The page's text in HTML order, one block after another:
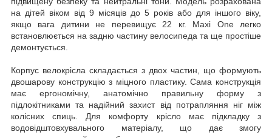
на дітей віком від 9 місяців до 5 років або для іншого віку,
якщо вага дитини не перевищує 22 кг. Maxi One легко
встановлюється на задню частину велосипеда та ще простіше
демонтується.
Корпус велокрісла складається з двох частин, що формують
двошарову конструкцію з міцного пластику. Сама конструкція
має ергономічну, анатомічно правильну форму з
підлокітниками та надійний захист від потрапляння ніг між
колісних спиць. Для комфорту крісло має підкладку з
водовідштовхувального матеріалу, що дає змогу